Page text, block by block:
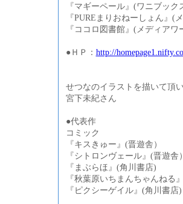
『マギーペール』(ワニブック
『PUREまりおねーしょん』(
『ココロ図書館』(メディアワ
●ＨＰ： http://
せつなのイラストを描いて頂
宮下未紀さん
●代表作
コミック
『キスきゅー』(晋遊舎）
『シトロンヴェール』(晋遊舎
『まぶらほ』(角川書店)
『秋葉原いちまんちゃんねる
『ピクシーゲイル』(角川書店)